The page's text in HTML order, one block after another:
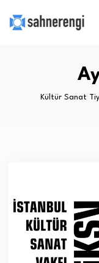
Kültür Sanat